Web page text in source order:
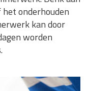
onderhouden
kan door
worden